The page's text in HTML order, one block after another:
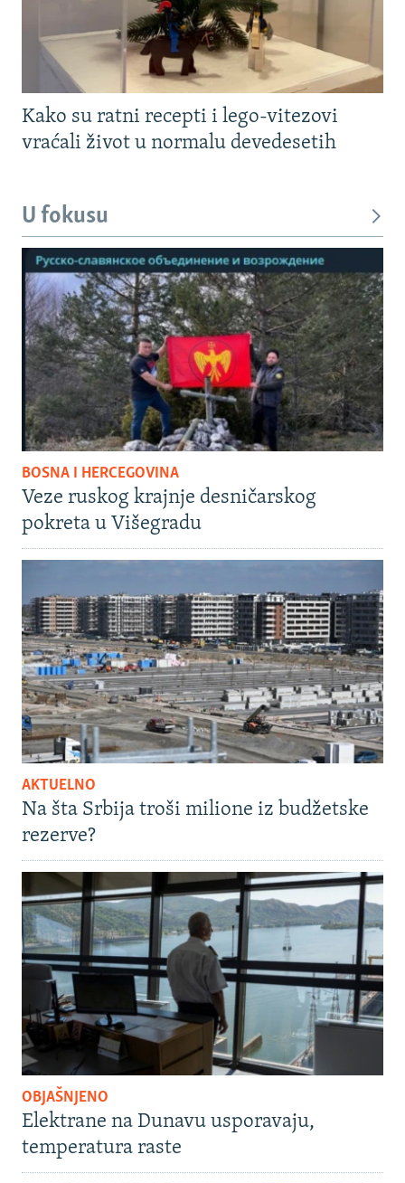
Kako su ratni recepti i lego-vitezovi
vraćali život u normalu devedesetih
U fokusu
BOSNA I HERCEGOVINA
Veze ruskog krajnje desničarskog
pokreta u Višegradu
AKTUELNO
Na šta Srbija troši milione iz budžetske
rezerve?
OBJAŠNJENO
Elektrane na Dunavu usporavaju,
temperatura raste